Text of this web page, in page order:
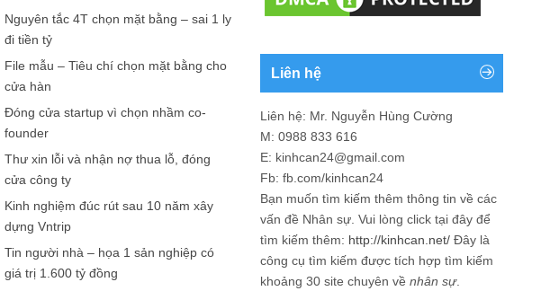
Nguyên tắc 4T chọn mặt bằng – sai 1 ly
đi tiền tỷ
File mẫu – Tiêu chí chọn mặt bằng cho
cửa hàn
Đóng cửa startup vì chọn nhầm co-
founder
Thư xin lỗi và nhận nợ thua lỗ, đóng
cửa công ty
Kinh nghiệm đúc rút sau 10 năm xây
dựng Vntrip
Tin người nhà – họa 1 sản nghiệp có
giá trị 1.600 tỷ đồng
Liên hệ
Liên hệ: Mr. Nguyễn Hùng Cường
M: 0988 833 616
E: kinhcan24@gmail.com
Fb: fb.com/kinhcan24
Bạn muốn tìm kiếm thêm thông tin về các
vấn đề Nhân sự . Vui lòng click tại đây để
tìm kiếm thêm: http://kinhcan.net/ Đây là
công cụ tìm kiếm được tích hợp tìm kiếm
khoảng 30 site chuyên về nhân sự.